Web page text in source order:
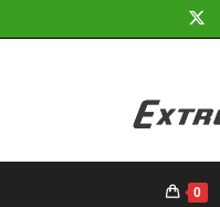
to
0